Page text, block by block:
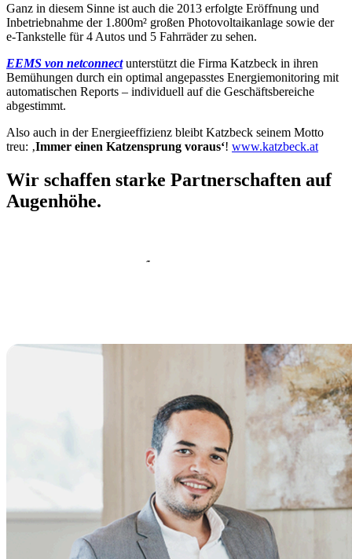
Ganz in diesem Sinne ist auch die 2013 erfolgte Eröffnung und
Inbetriebnahme der 1.800m² großen Photovoltaikanlage sowie der
e-Tankstelle für 4 Autos und 5 Fahrräder zu sehen.
EEMS von netconnect unterstützt die Firma Katzbeck in ihren
Bemühungen durch ein optimal angepasstes Energiemonitoring mit
automatischen Reports – individuell auf die Geschäftsbereiche
abgestimmt.
Also auch in der Energieeffizienz bleibt Katzbeck seinem Motto
treu: ‚Immer einen Katzensprung voraus‘! www.katzbeck.at
Wir schaffen starke Partnerschaften auf
Augenhöhe.